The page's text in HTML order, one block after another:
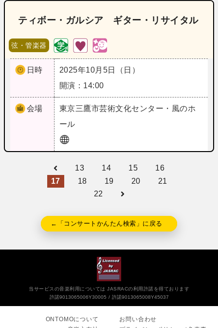
ティボー・ガルシア ギター・リサイタル
弦・管楽器
日時
2025年10月5日（日）
開演：14:00
会場 東京三鷹市芸術文化センター・風のホ
ール
13 14 15
16
17
18 19 20
21
22
←「コンサートかんたん検索」に戻る
当サービスの音楽利用については JASRACの利用許諾を得ております
許諾9013065006Y30005
許諾9013065008Y45037
ONTOMOについて
お問い合わせ